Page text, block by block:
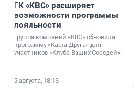
ГК «КВС» расширяет
возможности программы
лояльности
Группа компаний «КВС» обновила
программу «Карта Друга» для
участников «Клуба Ваших Соседей».
5 августа, 18:13